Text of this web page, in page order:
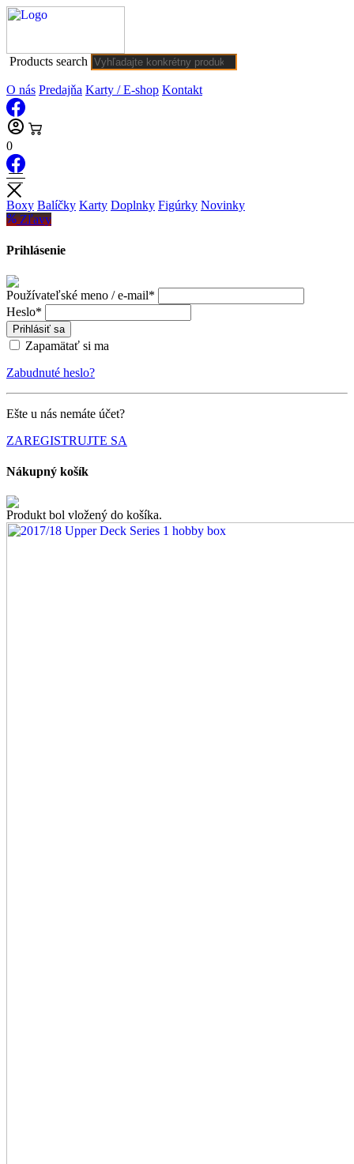
Products search
O nás Predajňa Karty / E-shop Kontakt
0
Boxy Balíčky Karty Doplnky Figúrky Novinky
Zľavy
Prihlásenie
Používateľské meno / e-mail*
Heslo*
Prihlásiť sa
Zapamätať si ma
Zabudnuté heslo?
Ešte u nás nemáte účet?
ZAREGISTRUJTE SA
Nákupný košík
Produkt bol vložený do košíka.